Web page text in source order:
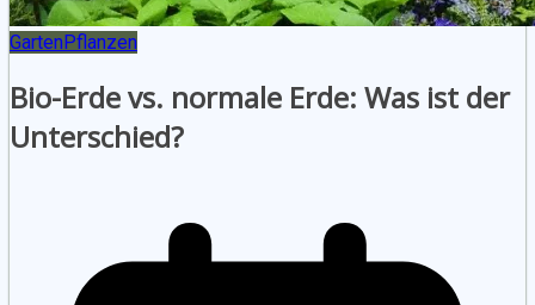
GartenPflanzen
Bio-Erde vs. normale Erde: Was ist der
Unterschied?